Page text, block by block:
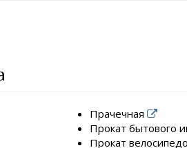
Прачечная
Прокат бытового
Прокат